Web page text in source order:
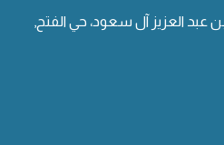
عبد العزيز آل سعود، حي الفتح,